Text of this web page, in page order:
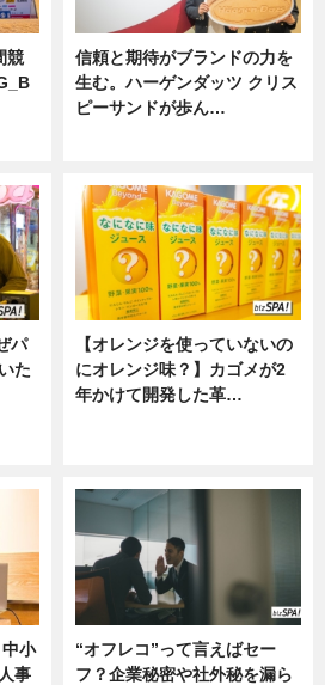
競
信頼と期待がブランドの力を
生む。ハーゲンダッツ クリス
ピーサンドが歩ん…
パ
た
【オレンジを使っていないの
にオレンジ味？】カゴメが2
年かけて開発した革…
小
事
“オフレコ”って言えばセー
フ？企業秘密や社外秘を漏ら